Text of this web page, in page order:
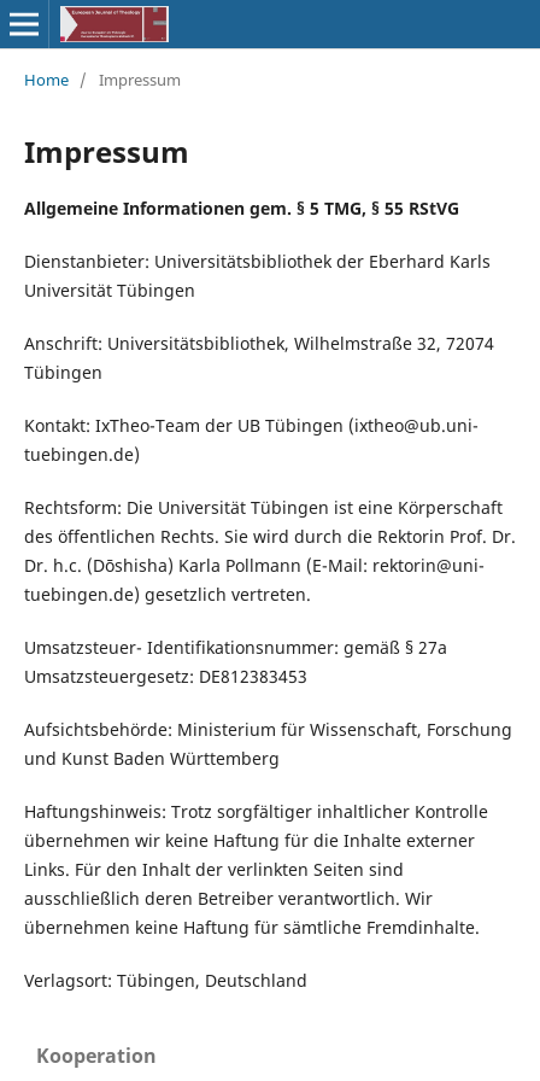
Home / Impressum
Impressum
Allgemeine Informationen gem. § 5 TMG, § 55 RStVG
Dienstanbieter: Universitätsbibliothek der Eberhard Karls
Universität Tübingen
Anschrift: Universitätsbibliothek, Wilhelmstraße 32, 72074
Tübingen
Kontakt: IxTheo-Team der UB Tübingen (ixtheo@ub.uni-
tuebingen.de)
Rechtsform: Die Universität Tübingen ist eine Körperschaft
des öffentlichen Rechts. Sie wird durch die Rektorin Prof. Dr.
Dr. h.c. (Dōshisha) Karla Pollmann (E-Mail: rektorin@uni-
tuebingen.de) gesetzlich vertreten.
Umsatzsteuer- Identifikationsnummer: gemäß § 27a
Umsatzsteuergesetz: DE812383453
Aufsichtsbehörde: Ministerium für Wissenschaft, Forschung
und Kunst Baden Württemberg
Haftungshinweis: Trotz sorgfältiger inhaltlicher Kontrolle
übernehmen wir keine Haftung für die Inhalte externer
Links. Für den Inhalt der verlinkten Seiten sind
ausschließlich deren Betreiber verantwortlich. Wir
übernehmen keine Haftung für sämtliche Fremdinhalte.
Verlagsort: Tübingen, Deutschland
Kooperation